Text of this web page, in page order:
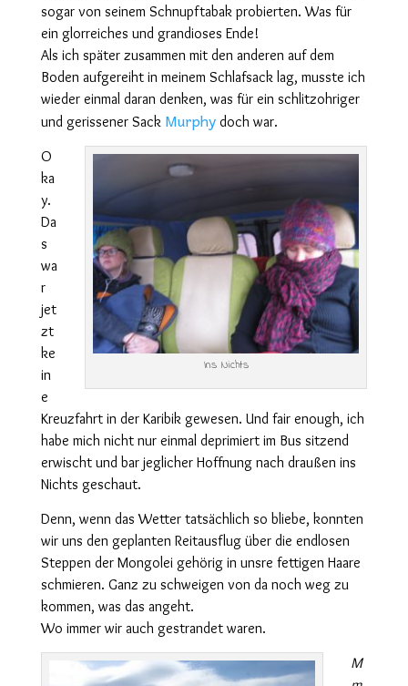
sogar von seinem Schnupftabak probierten. Was für
ein glorreiches und grandioses Ende!
Als ich später zusammen mit den anderen auf dem
Boden aufgereiht in meinem Schlafsack lag, musste ich
wieder einmal daran denken, was für ein schlitzohriger
und gerissener Sack Murphydoch war.
Ins Nichts
O
ka
y.
Da
s
wa
r
jet
zt
ke
in
e
Kreuzfahrt in der Karibik gewesen. Und fair enough, ich
habe mich nicht nur einmal deprimiert im Bus sitzend
erwischt und bar jeglicher Hoffnung nach draußen ins
Nichts geschaut.
Denn, wenn das Wetter tatsächlich so bliebe, konnten
wir uns den geplanten Reitausflug über die endlosen
Steppen der Mongolei gehörig in unsre fettigen Haare
schmieren. Ganz zu schweigen von da noch weg zu
kommen, was das angeht.
Wo immer wir auch gestrandet waren.
M